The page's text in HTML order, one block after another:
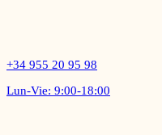
+34 955 20 95 98
Lun-Vie: 9:00-18:00